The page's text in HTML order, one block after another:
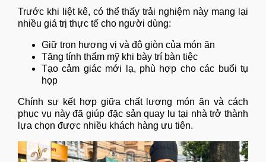
Trước khi liệt kê, có thể thấy trải nghiệm này mang lại
nhiều giá trị thực tế cho người dùng:
Giữ trọn hương vị và độ giòn của món ăn
Tăng tính thẩm mỹ khi bày trí bàn tiệc
Tạo cảm giác mới lạ, phù hợp cho các buổi tụ
họp
Chính sự kết hợp giữa chất lượng món ăn và cách
phục vụ này đã giúp đặc sản quay lu tại nhà trở thành
lựa chọn được nhiều khách hàng ưu tiên.